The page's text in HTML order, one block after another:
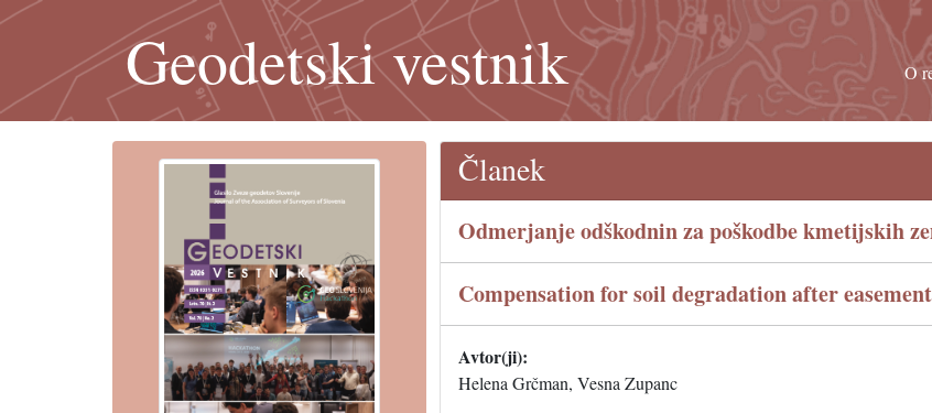
Geodetski vestnik O
Članek
Odmerjanje odškodnin za poškodbe kmetijskih
Compensation for soil degradation after
Avtor(ji):
Helena Grčman, Vesna Zupanc